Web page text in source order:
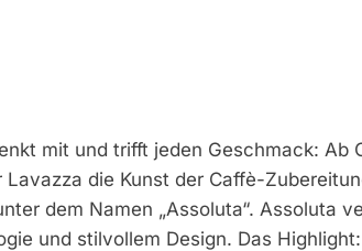
mit und trifft jeden Geschmack: Ab
die Kunst der Caffè-
dem Namen „Assoluta“. Assoluta
und stilvollem Design. Das